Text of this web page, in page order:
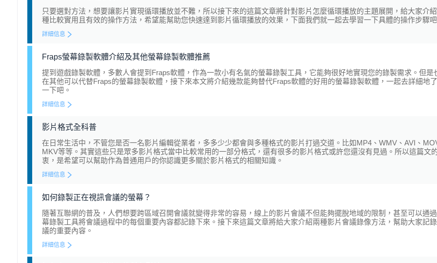
只要選對方法，想要讓影片實現循環播放並不難，所以接下來的這篇文章將針對影片怎麼循環播放的主題展開，給大家介
種比較實用且有效的操作方法，希望能幫助您快速達到影片循環播放的效果，下面我們就一起去學習一下具體的操作步驟吧
詳細信息
Fraps螢幕錄製軟體介紹及其他螢幕錄製軟體推薦
提到遊戲錄製軟體，多數人會提到Fraps軟體，作為一款小有名氣的螢幕錄製工具，它能夠很好地實現您的錄製需求。但是
在其他可以代替Fraps的螢幕錄製軟體，接下來本文將介紹幾款能夠替代Fraps軟體的好用的螢幕錄製軟體，一起去詳細地
一下吧。
詳細信息
影片格式全科普
在日常生活中，不管您是否一名影片編輯從業者，多多少少都會與多種格式的影片打過交道。比如MP4、WMV、AVI、
MKV等等。其實這些只是眾多影片格式當中比較常用的一部分格式，還有很多的影片格式或許您還沒有見過。所以這篇文
衷，是希望可以幫助作為普通用戶的你認識更多關於影片格式的相關知識。
詳細信息
如何錄製正在視訊會議的螢幕？
隨著互聯網的普及，人們想要跨區域召開會議就變得非常的容易，線上的影片會議不但能夠擺脫地域的限制，甚至可以通
幕錄製工具將會議過程中的每個重要內容都記錄下來。接下來這篇文章將給大家介紹兩種影片會議錄像方法，幫助大家記
議的重要內容。
詳細信息